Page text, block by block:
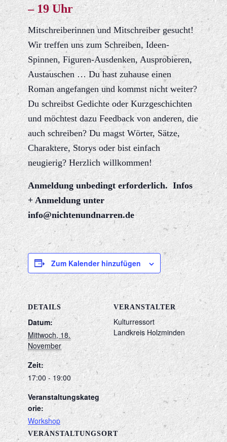
– 19 Uhr
Mitschreiberinnen und Mitschreiber gesucht!
Wir treffen uns zum Schreiben, Ideen-
Spinnen, Figuren-Ausdenken, Ausprobieren,
Austauschen … Du hast zuhause einen
Roman angefangen und kommst nicht weiter?
Du schreibst Gedichte oder Kurzgeschichten
und möchtest dazu Feedback von anderen, die
auch schreiben? Du magst Wörter, Sätze,
Charaktere, Storys oder bist einfach
neugierig? Herzlich willkommen!
Anmeldung unbedingt erforderlich.Infos
+ Anmeldung unter
info@nichtenundnarren.de
Zum Kalender hinzufügen
DETAILS
Datum:
Mittwoch, 18.
November
Zeit:
17:00 - 19:00
Veranstaltungskateg
orie:
Workshop
VERANSTALTUNGSORT
VERANSTALTER
Kulturressort
Landkreis Holzminden